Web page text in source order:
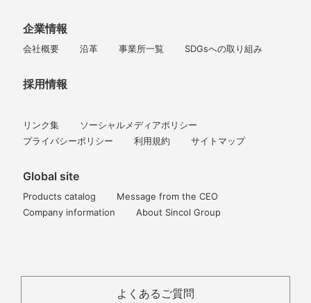
企業情報
会社概要 沿革 事業所一覧 SDGsへの取り組み
採用情報
リンク集
ソーシャルメディアポリシー
プライバシーポリシー
利用規約 サイトマップ
Global site
Products catalog
Message from the CEO
Company information
About Sincol Group
よくあるご質問